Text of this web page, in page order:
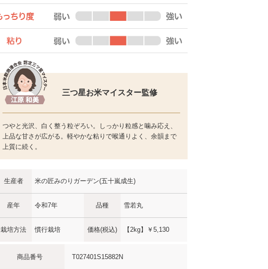
三つ星お米マイスター監修
つやと光沢、白く整う粒ぞろい。しっかり粒感と噛み応え、
上品な甘さが広がる。軽やかな粘りで喉通りよく、余韻まで
上質に続く。
生産者 米の匠みのりガーデン(五十嵐成生)
産年 令和7年 品種 雪若丸
栽培方法 慣行栽培 価格(税込) 【2kg】 ￥5,130
商品番号 T027401S15882N